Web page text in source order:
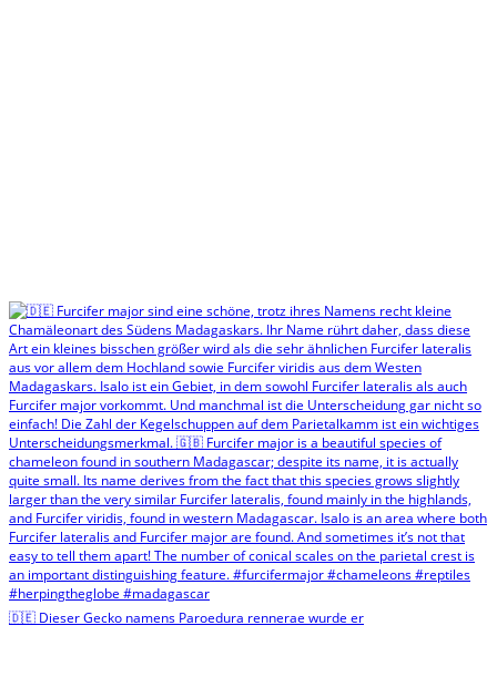
🇩🇪 Dieser Gecko namens Paroedura rennerae wurde er